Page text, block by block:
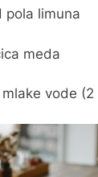
pola limuna
meda
mlake vode (2